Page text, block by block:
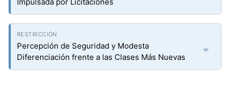
Percepción de Seguridad y Modesta
Diferenciación frente a las Clases Más Nuevas